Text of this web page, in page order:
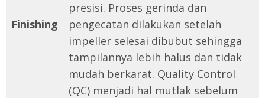
Finishing
presisi. Proses gerinda dan
pengecatan dilakukan setelah
impeller selesai dibubut sehingga
tampilannya lebih halus dan tidak
mudah berkarat. Quality Control
(QC) menjadi hal mutlak sebelum